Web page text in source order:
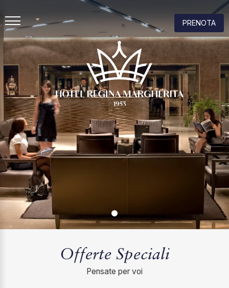
PRENOTA
Offerte Speciali
Pensate per voi